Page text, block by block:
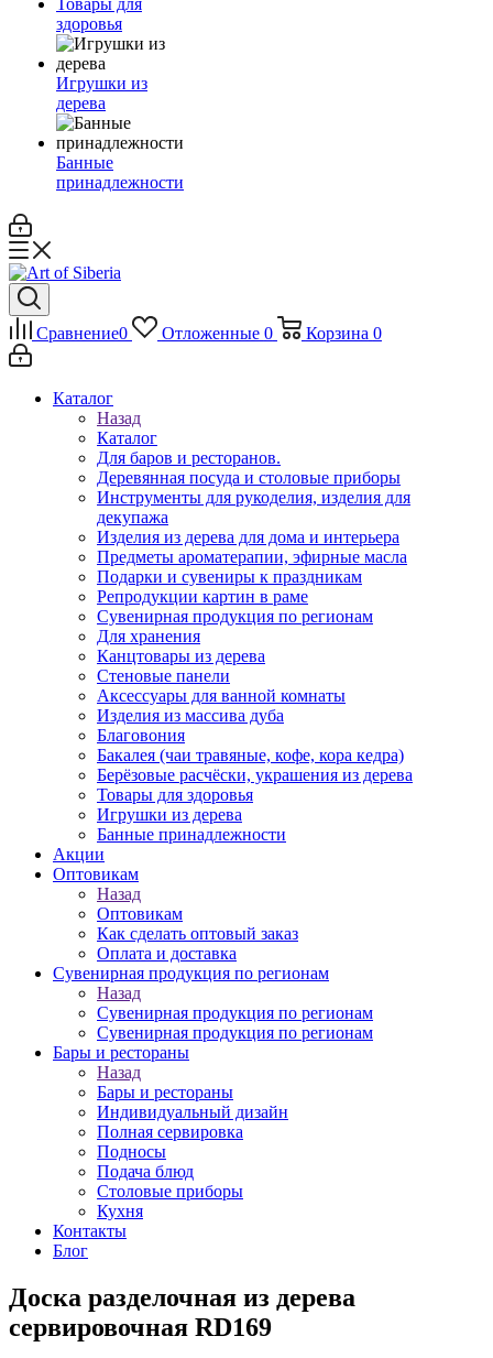
Товары для
здоровья
Игрушки из
дерева
Банные
принадлежности
Сравнение0 Отложенные 0 Корзина 0
Каталог
Назад
Каталог
Для баров и ресторанов.
Деревянная посуда и столовые приборы
Инструменты для рукоделия, изделия для
декупажа
Изделия из дерева для дома и интерьера
Предметы ароматерапии, эфирные масла
Подарки и сувениры к праздникам
Репродукции картин в раме
Сувенирная продукция по регионам
Для хранения
Канцтовары из дерева
Стеновые панели
Аксессуары для ванной комнаты
Изделия из массива дуба
Благовония
Бакалея (чаи травяные, кофе, кора кедра)
Берёзовые расчёски, украшения из дерева
Товары для здоровья
Игрушки из дерева
Банные принадлежности
Акции
Оптовикам
Назад
Оптовикам
Как сделать оптовый заказ
Оплата и доставка
Сувенирная продукция по регионам
Назад
Сувенирная продукция по регионам
Сувенирная продукция по регионам
Бары и рестораны
Назад
Бары и рестораны
Индивидуальный дизайн
Полная сервировка
Подносы
Подача блюд
Столовые приборы
Кухня
Контакты
Блог
Доска разделочная из дерева
сервировочная RD169